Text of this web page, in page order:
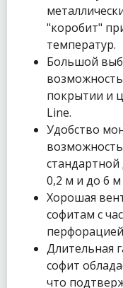
"коробит"
температур.
Большой
покрытии и
Line.
Удобство
стандартной
0,2 м и до 6 м
Хорошая
софитам с
Длительная
софит
что